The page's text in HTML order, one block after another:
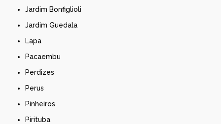
Jardim Bonfiglioli
Jardim Guedala
Lapa
Pacaembu
Perdizes
Perus
Pinheiros
Pirituba